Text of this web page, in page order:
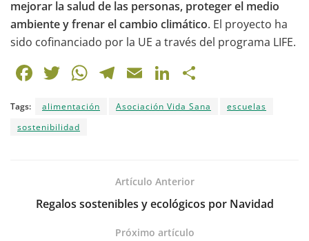
mejorar la salud de las personas, proteger el medio
ambiente y frenar el cambio climático. El proyecto ha
sido cofinanciado por la UE a través del programa LIFE.
F
c
e
o
T
itt
er
W
at
p
T
e
m
E
ai
Li
k
n
m
Tags: alimentación Asociación Vida Sana
escuelas
sostenibilidad
Artículo Anterior
Regalos sostenibles y ecológicos por Navidad
Próximo artículo